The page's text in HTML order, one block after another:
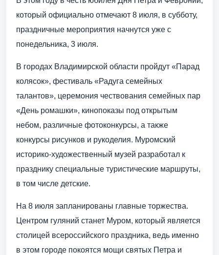
который официально отмечают 8 июля, в субботу,
праздничные мероприятия начнутся уже с
понедельника, 3 июля.
В городах Владимирской области пройдут «Парад
колясок», фестиваль «Радуга семейных
талантов», церемония чествования семейных пар
«День ромашки», кинопоказы под открытым
небом, различные фотоконкурсы, а также
конкурсы рисунков и рукоделия. Муромский
историко-художественный музей разработал к
празднику специальные туристические маршруты,
в том числе детские.
На 8 июля запланированы главные торжества.
Центром гуляний станет Муром, который является
столицей всероссийского праздника, ведь именно
в этом городе покоятся мощи святых Петра и